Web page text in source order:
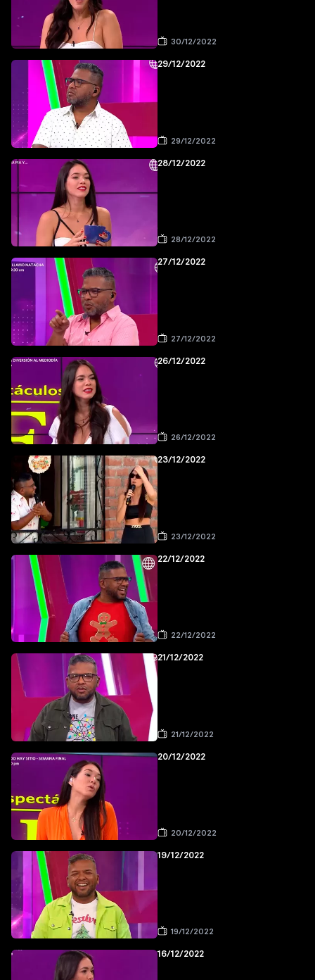
30/12/2022
29/12/2022
29/12/2022
28/12/2022
28/12/2022
27/12/2022
27/12/2022
26/12/2022
26/12/2022
23/12/2022
23/12/2022
22/12/2022
22/12/2022
21/12/2022
21/12/2022
20/12/2022
20/12/2022
19/12/2022
19/12/2022
16/12/2022